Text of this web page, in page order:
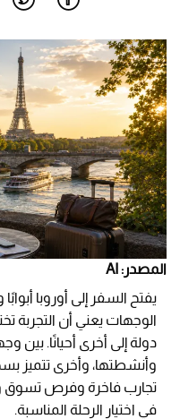
المصدر: AI
يفتح السفر إلى أوروبا
الوجهات يعني أن التجربة
دولة إلى أخرى أحيانًا. بين
وأنشطتها، وأخرى تتميز
تجارب فاخرة وفرص تسوق
في اختيار الرحلة المناسبة.